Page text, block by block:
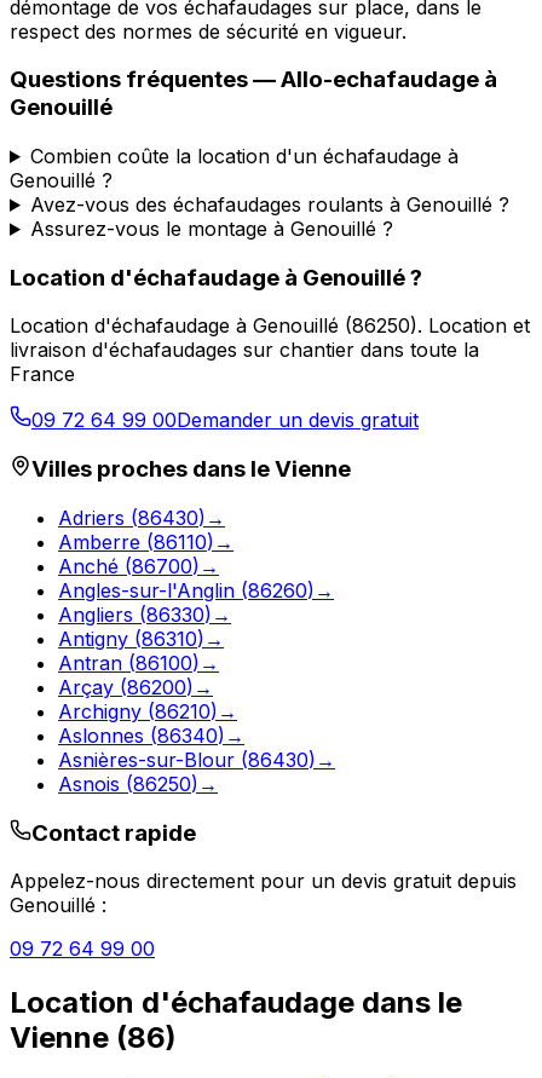
démontage de vos échafaudages sur place, dans le
respect des normes de sécurité en vigueur.
Questions fréquentes —Allo-echafaudage à
Genouillé
Combien coûte la location d'un échafaudage à
Genouillé ?
Avez-vous des échafaudages roulants à Genouillé ?
Assurez-vous le montage à Genouillé ?
Location d'échafaudage à Genouillé?
Location d'échafaudage à Genouillé (86250). Location et
livraison d'échafaudages sur chantier dans toute la
France
09 72 64 99 00Demander un devis gratuit
Villes proches dans leVienne
Adriers (86430) →
Amberre (86110) →
Anché (86700) →
Angles-sur-l'Anglin (86260) →
Angliers (86330) →
Antigny (86310) →
Antran (86100) →
Arçay (86200) →
Archigny (86210) →
Aslonnes (86340) →
Asnières-sur-Blour (86430) →
Asnois (86250) →
Contact rapide
Appelez-nous directement pour un devis gratuit depuis
Genouillé :
09 72 64 99 00
Location d'échafaudage dans le
Vienne (86)